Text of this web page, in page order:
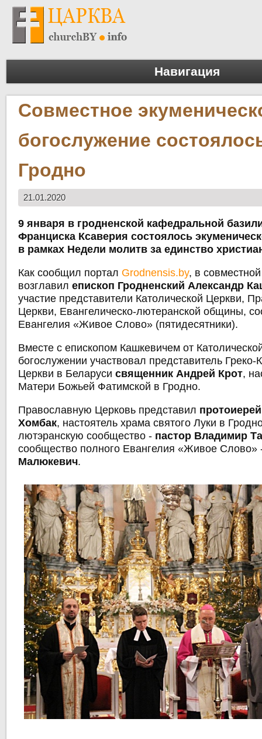
Навигация
Совместное
богослужение
Гродно
21.01.2020
9 января в гродненской кафедральной
Франциска Ксаверия состоялось
в рамках Недели молитв за единство
Как сообщил портал Grodnensis.by, в
возглавилепископ Гродненский Александр
участие представители Католической Церкви,
Церкви, Евангелическо-лютеранской общины,
Евангелия «Живое Слово» (пятидесятники).
Вместе с епископом Кашкевичем от
богослужении участвовал представитель Греко-
Церкви в Беларусисвященник Андрей Крот,
Матери Божьей Фатимской в ​​Гродно.
Православную Церковь представил
Хомбак, настоятель храма святого Луки в
лютэранскyю сообщество - пастор Владимир
сообщество полного Евангелия «Живое
Малюкевич.